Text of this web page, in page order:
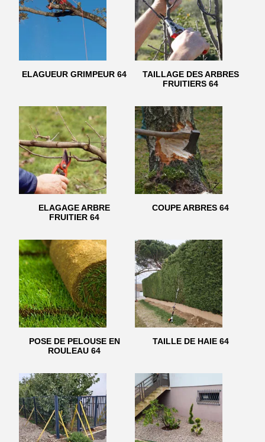
ELAGUEUR GRIMPEUR 64
TAILLAGE DES ARBRES
FRUITIERS 64
ELAGAGE ARBRE
FRUITIER 64
COUPE ARBRES 64
POSE DE PELOUSE EN
ROULEAU 64
TAILLE DE HAIE 64